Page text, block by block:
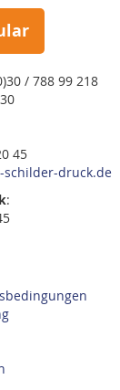
/ 788 99 218
45
schilder-druck.de
: